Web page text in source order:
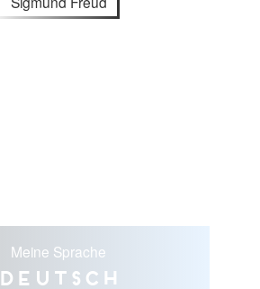
Meine Sprache
Deutsch